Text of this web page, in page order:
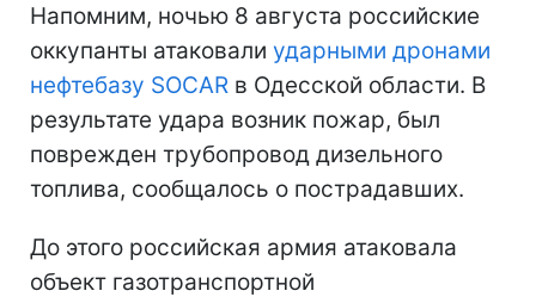
Напомним, ночью 8 августа российские
оккупанты атаковали ударными дронами
нефтебазу SOCAR в Одесской области. В
результате удара возник пожар, был
поврежден трубопровод дизельного
топлива, сообщалось о пострадавших.
До этого российская армия атаковала
объект газотранспортной